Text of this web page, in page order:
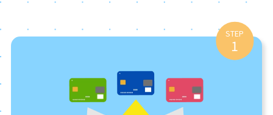
STEP
1